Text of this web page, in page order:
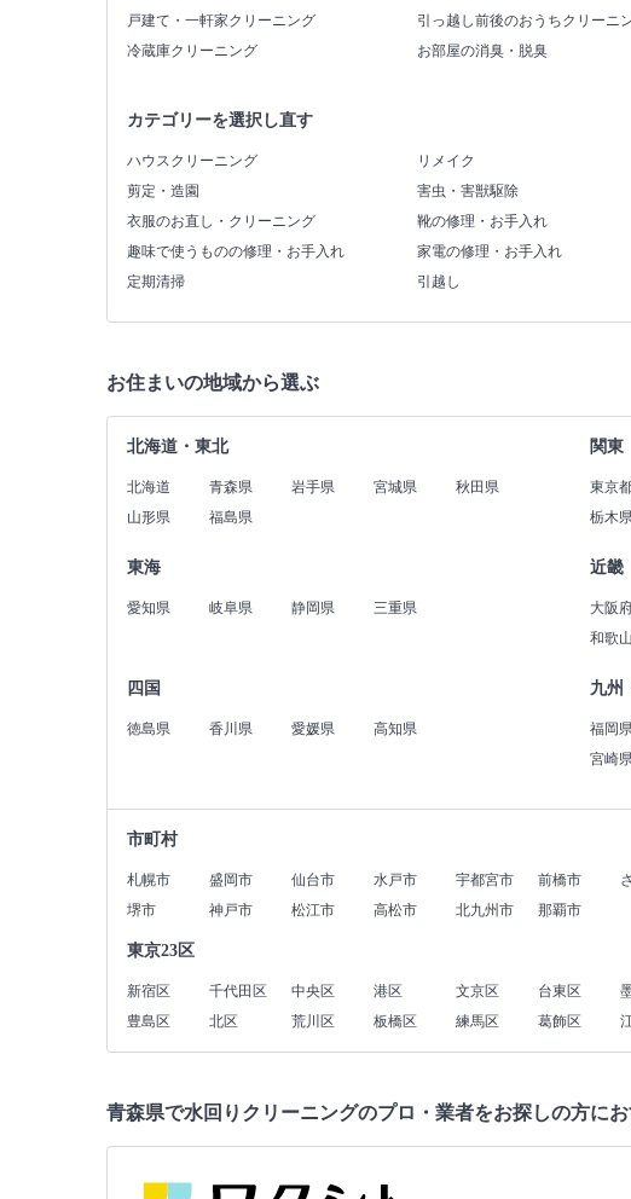
戸建て・一軒家クリーニング
引っ越し前後のおうちクリーニ
冷蔵庫クリーニング
お部屋の消臭・脱臭
カテゴリーを選択し直す
ハウスクリーニング リメイク
剪定・造園
害虫・害獣駆除
衣服のお直し・クリーニング
靴の修理・お手入れ
趣味で使うものの修理・お手入れ
家電の修理・お手入れ
定期清掃
引越し
お住まいの地域から選ぶ
北海道・東北
北海道 青森県 岩手県 宮城県
秋田県
山形県
福島県
関東
東京
栃木
東海
愛知県 岐阜県 静岡県 三重県
近畿
大阪
和歌
四国
徳島県 香川県 愛媛県 高知県
九州
福岡
宮崎
市町村
札幌市 盛岡市 仙台市 水戸市 宇都宮市 前橋市
堺市
神戸市 松江市 高松市 北九州市 那覇市
東京23区
新宿区 千代田区 中央区 港区 文京区 台東区
豊島区
北区 荒川区 板橋区 練馬区 葛飾区
青森県で水回りクリーニングのプロ・業者をお探しの方に